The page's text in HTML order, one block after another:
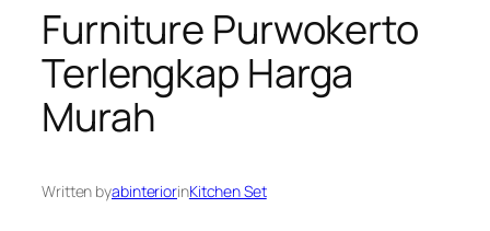
Furniture Purwokerto
Terlengkap Harga
Murah
Written byabinteriorinKitchen Set